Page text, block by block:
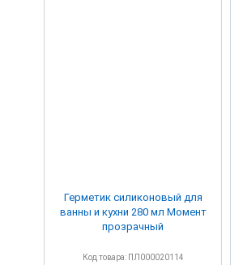
Герметик силиконовый для
ванны и кухни 280 мл Момент
прозрачный
Код товара: ПЛ000020114